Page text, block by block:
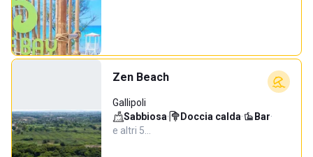
Zen Beach
Gallipoli
Sabbiosa· Doccia calda· Bar·
e altri 5…